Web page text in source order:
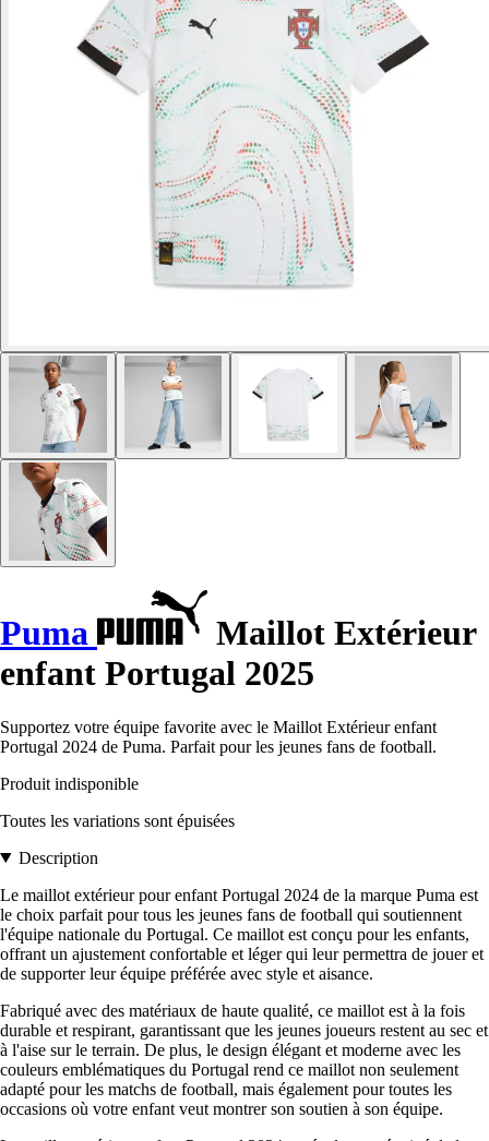
Puma
Maillot Extérieur
enfant Portugal 2025
Supportez votre équipe favorite avec le Maillot Extérieur enfant
Portugal 2024 de Puma. Parfait pour les jeunes fans de football.
Produit indisponible
Toutes les variations sont épuisées
Description
Le maillot extérieur pour enfant Portugal 2024 de la marque Puma est
le choix parfait pour tous les jeunes fans de football qui soutiennent
l'équipe nationale du Portugal. Ce maillot est conçu pour les enfants,
offrant un ajustement confortable et léger qui leur permettra de jouer et
de supporter leur équipe préférée avec style et aisance.
Fabriqué avec des matériaux de haute qualité, ce maillot est à la fois
durable et respirant, garantissant que les jeunes joueurs restent au sec et
à l'aise sur le terrain. De plus, le design élégant et moderne avec les
couleurs emblématiques du Portugal rend ce maillot non seulement
adapté pour les matchs de football, mais également pour toutes les
occasions où votre enfant veut montrer son soutien à son équipe.